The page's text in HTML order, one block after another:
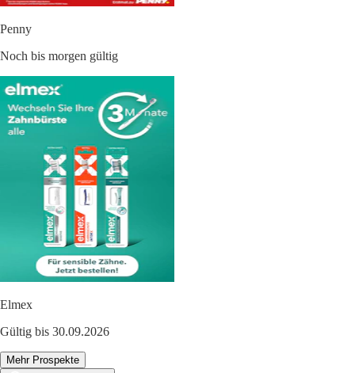
Penny
Noch bis morgen gültig
Elmex
Gültig bis 30.09.2026
Mehr Prospekte